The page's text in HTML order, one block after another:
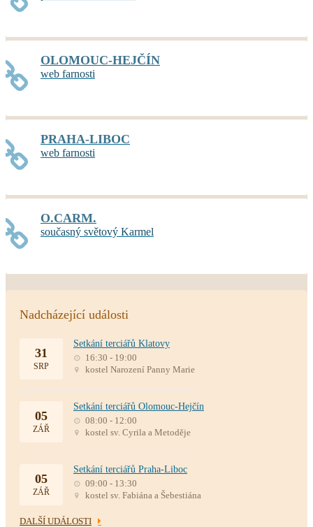
OLOMOUC-HEJČÍN
web farnosti
PRAHA-LIBOC
web farnosti
O.CARM.
současný světový Karmel
Nadcházející události
31
SRP
Setkání terciářů Klatovy
16:30 - 19:00
kostel Narození Panny Marie
05
ZÁŘ
Setkání terciářů Olomouc-Hejčín
08:00 - 12:00
kostel sv. Cyrila a Metoděje
05
ZÁŘ
Setkání terciářů Praha-Liboc
09:00 - 13:30
kostel sv. Fabiána a Šebestiána
DALŠÍ UDÁLOSTI